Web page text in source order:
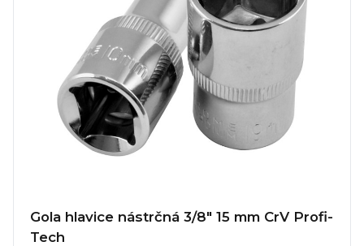
Gola hlavice nástrčná 3/8" 15 mm CrV Profi-
Tech